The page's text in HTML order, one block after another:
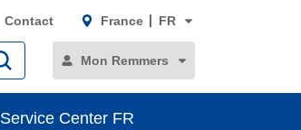
Contact France FR
Mon Remmers
Service Center FR